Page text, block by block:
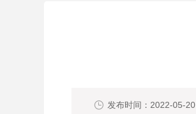
 发布时间：2022-05-20